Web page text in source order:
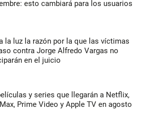
esto cambiará para los usuarios
la luz la razón por la que las víctimas
contra Jorge Alfredo Vargas no
en el juicio
y series que llegarán a Netflix,
Prime Video y Apple TV en agosto